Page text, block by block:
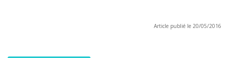
Article publié le 20/05/2016